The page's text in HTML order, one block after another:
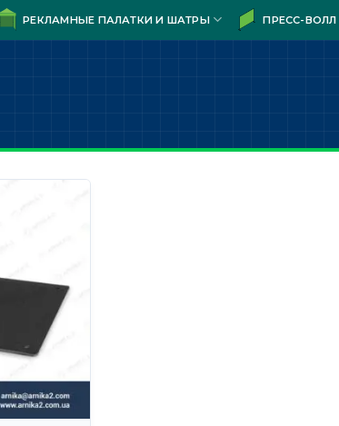
РЕКЛАМНЫЕ ПАЛАТКИ И ШАТРЫ ПРЕСС-ВОЛЛ